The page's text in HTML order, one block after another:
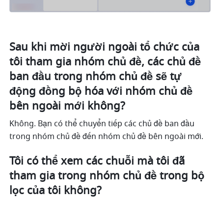
Sau khi mời người ngoài tổ chức của
tôi tham gia nhóm chủ đề, các chủ đề
ban đầu trong nhóm chủ đề sẽ tự
động đồng bộ hóa với nhóm chủ đề
bên ngoài mới không?
Không. Bạn có thể chuyển tiếp các chủ đề ban đầu
trong nhóm chủ đề đến nhóm chủ đề bên ngoài mới.
Tôi có thể xem các chuỗi mà tôi đã
tham gia trong nhóm chủ đề trong bộ
lọc của tôi không?